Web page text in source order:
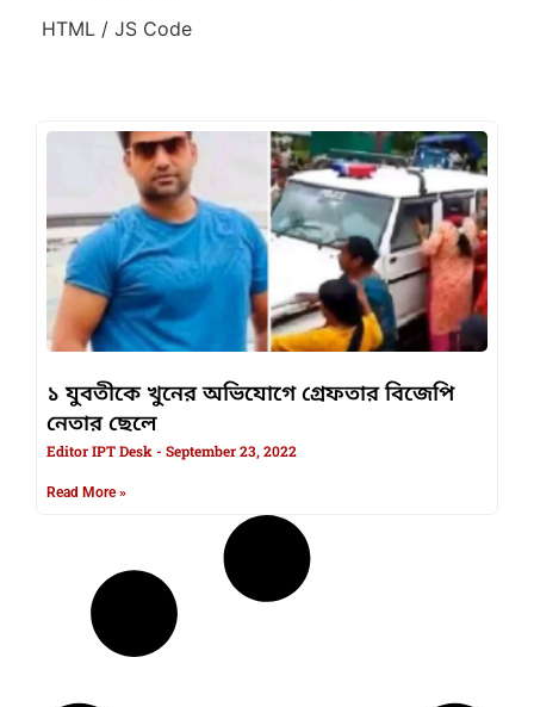
HTML / JS Code
১ যুবতীকে খুনের অভিযোগে গ্রেফতার বিজেপি
নেতার ছেলে
Editor IPT Desk September 23, 2022
Read More »